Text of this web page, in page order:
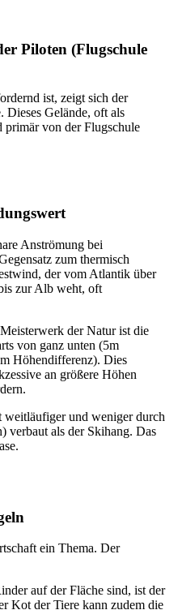
Piloten (Flugschule
ist, zeigt sich der
Dieses Gelände, oft als
primär von der Flugschule
Anströmung bei
zum thermisch
der vom Atlantik über
zur Alb weht, oft
der Natur ist die
von ganz unten (5m
Höhendifferenz). Dies
an größere Höhen
und weniger durch
verbaut als der Skihang. Das
ein Thema. Der
auf der Fläche sind, ist der
Kot der Tiere kann zudem die